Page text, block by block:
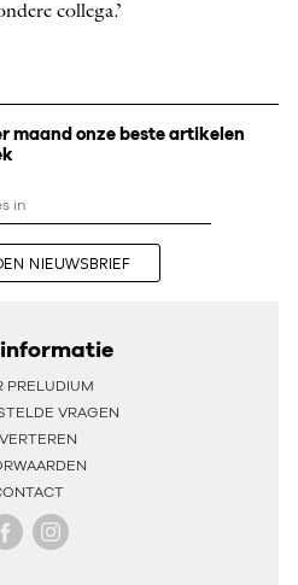
collega.’
maand onze beste artikelen
NIEUWSBRIEF
informatie
PRELUDIUM
VRAGEN